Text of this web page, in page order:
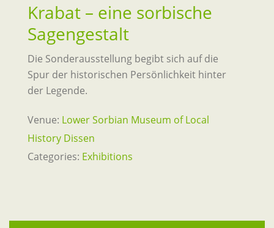
Krabat – eine sorbische
Sagengestalt
Die Sonderausstellung begibt sich auf die
Spur der historischen Persönlichkeit hinter
der Legende.
Venue: Lower Sorbian Museum of Local
History Dissen
Categories: Exhibitions